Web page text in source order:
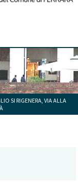
SI RIGENERA, VIA ALLA